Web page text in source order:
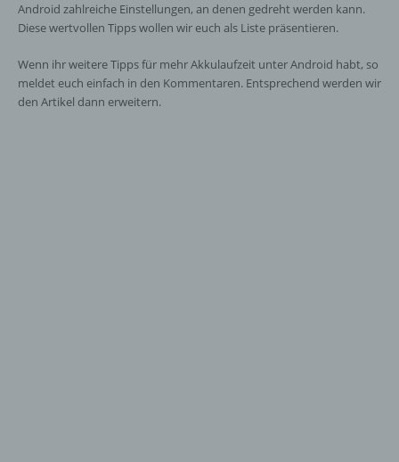
Android zahlreiche Einstellungen, an denen gedreht werden kann.
Diese wertvollen Tipps wollen wir euch als Liste präsentieren.
Wenn ihr weitere Tipps für mehr Akkulaufzeit unter Android habt, so
meldet euch einfach in den Kommentaren. Entsprechend werden wir
den Artikel dann erweitern.